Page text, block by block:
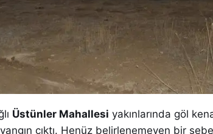
Üstünler Mahallesi yakınlarında göl
çıktı. Henüz belirlenemeyen bir